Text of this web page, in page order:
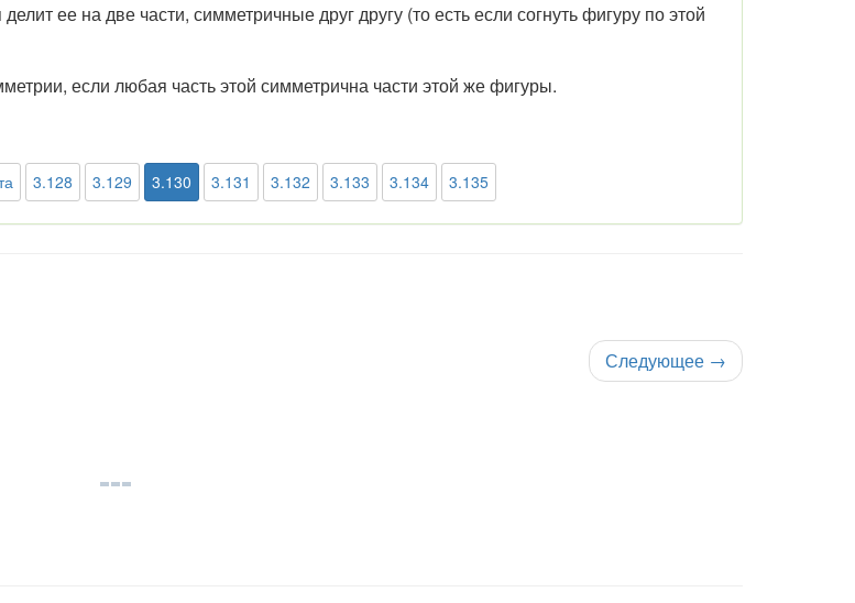
ее на две части, симметричные друг другу (то есть если согнуть фигуру по этой
если любая часть этой симметрична части этой же фигуры.
3.128 3.129 3.130 3.131 3.132 3.133 3.134 3.135
Следующее →